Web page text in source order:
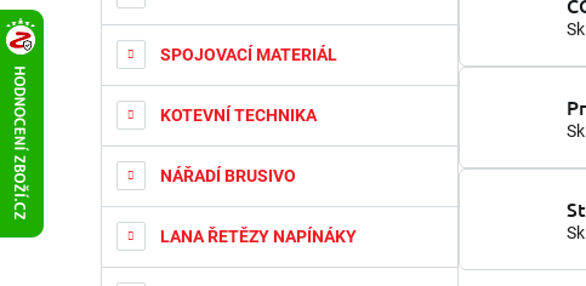
r
n
p
n
SPOJOVACÍ MATERIÁL
KOTEVNÍ TECHNIKA
NÁŘADÍ BRUSIVO
LANA ŘETĚZY NAPÍNÁKY